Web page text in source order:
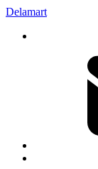
Delamart